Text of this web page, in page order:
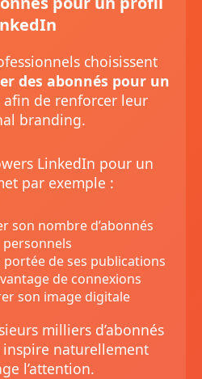
choisissent
des abonnés pour un
afin de renforcer leur
branding.
LinkedIn pour un
par exemple :
son nombre d’abonnés
personnels
portée de ses publications
de connexions
son image digitale
milliers d’abonnés
naturellement
l’attention.